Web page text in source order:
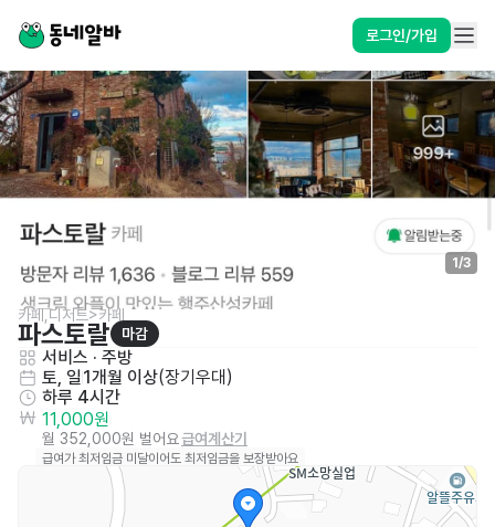
로그인/가입
1/3
카페,디저트>카페
파스토랄 마감
서비스 · 주방
토, 일1개월 이상(장기우대 )
하루 4시간
11,000원
월 352,000원 벌어요급여계산기
급여가 최저임금 미달이어도 최저임금을 보장받아요